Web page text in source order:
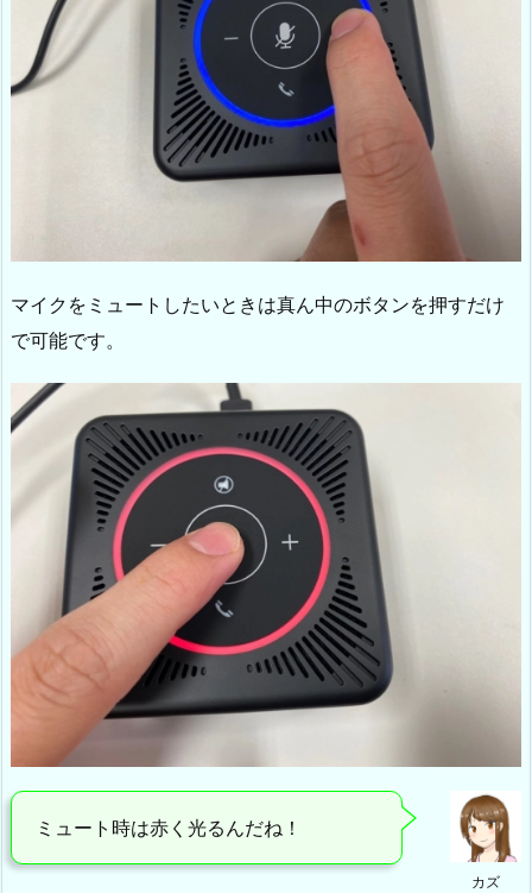
マイクをミュートしたいときは真ん中のボタンを押すだけ
で可能です。
カズ
ミュート時は赤く光るんだね！